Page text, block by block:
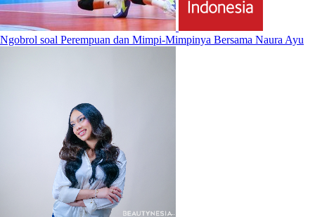
Ngobrol soal Perempuan dan Mimpi-Mimpinya Bersama Naura Ayu